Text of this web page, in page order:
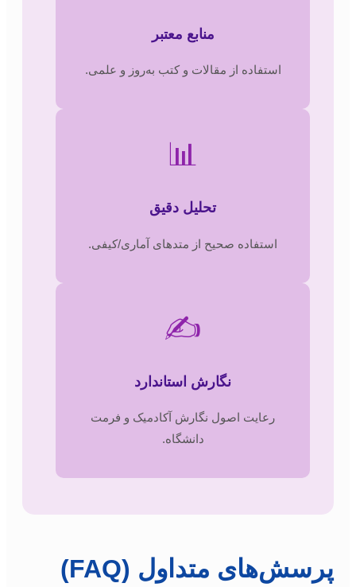
منابع معتبر
استفاده از مقالات و کتب به‌روز و علمی.
📊
تحلیل دقیق
استفاده صحیح از متدهای آماری/کیفی.
✍️
نگارش استاندارد
رعایت اصول نگارش آکادمیک و فرمت
دانشگاه.
پرسش‌های متداول (FAQ)